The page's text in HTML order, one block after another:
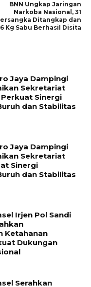
BNN Ungkap Jaringan
Narkoba Nasional, 31
Ditangkap dan
Kg Sabu Berhasil Disita
Jaya Dampingi
Sekretariat
Perkuat Sinergi
dan Stabilitas
Jaya Dampingi
Sekretariat
Sinergi
dan Stabilitas
Irjen Pol Sandi
Ketahanan
Dukungan
Serahkan